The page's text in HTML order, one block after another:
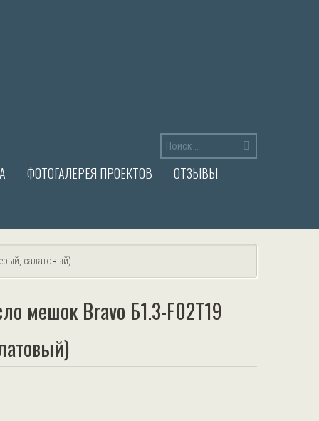
ФОТОГАЛЕРЕЯ ПРОЕКТОВ ОТЗЫВЫ
салатовый)
мешок Bravo Б1.3-F02Т19